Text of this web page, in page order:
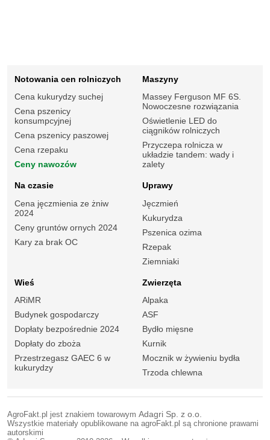
Notowania cen rolniczych
Cena kukurydzy suchej
Cena pszenicy
konsumpcyjnej
Cena pszenicy paszowej
Cena rzepaku
Ceny nawozów
Maszyny
Massey Ferguson MF 6S.
Nowoczesne rozwiązania
Oświetlenie LED do
ciągników rolniczych
Przyczepa rolnicza w
układzie tandem: wady i
zalety
Na czasie
Cena jęczmienia ze żniw
2024
Ceny gruntów ornych 2024
Kary za brak OC
Uprawy
Jęczmień
Kukurydza
Pszenica ozima
Rzepak
Ziemniaki
Wieś
ARiMR
Budynek gospodarczy
Dopłaty bezpośrednie 2024
Dopłaty do zboża
Przestrzegasz GAEC 6 w
kukurydzy
Zwierzęta
Alpaka
ASF
Bydło mięsne
Kurnik
Mocznik w żywieniu bydła
Trzoda chlewna
AgroFakt.pl jest znakiem towarowym Adagri Sp. z o.o.
Wszystkie materiały opublikowane na agroFakt.pl są chronione prawami
autorskimi